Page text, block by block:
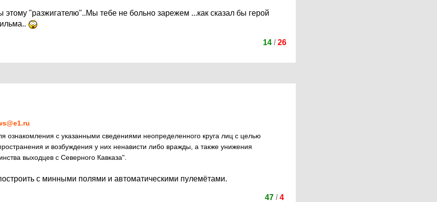
этому "разжигателю"..Мы тебе не больно зарежем ...как сказал бы герой
14/ 26
ознакомления с указанными сведениями неопределенного круга лиц с целью
и возбуждения у них ненависти либо вражды, а также унижения
выходцев с Северного Кавказа".
с минными полями и автоматическими пулемётами.
47 / 4